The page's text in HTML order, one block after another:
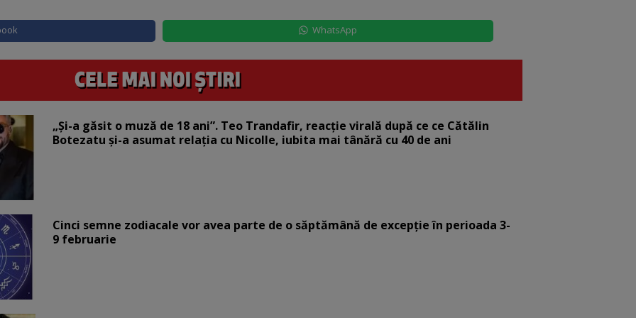
WhatsApp
„Și-a găsit o muză de 18 ani”. Teo Trandafir, reacție virală după ce ce Cătălin
Botezatu și-a asumat relația cu Nicolle, iubita mai tânără cu 40 de ani
Cinci semne zodiacale vor avea parte de o săptămână de excepție în perioada 3-
9 februarie